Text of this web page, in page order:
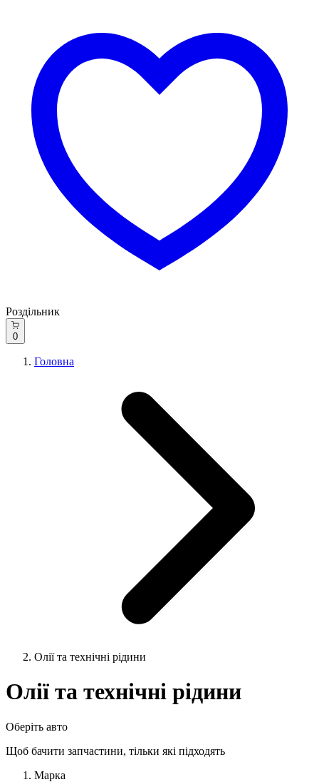
Роздільник
0
Головна
Олії та технічні рідини
Олії та технічні рідини
Оберіть авто
Щоб бачити запчастини, тільки які підходять
Марка